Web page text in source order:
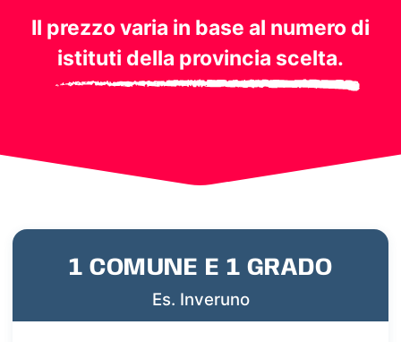
Il prezzo varia in base al numero di
istituti della provincia scelta.
1 COMUNE E 1 GRADO
Es. Inveruno